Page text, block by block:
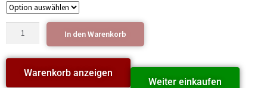
In den Warenkorb
Warenkorb anzeigen
Weiter einkaufen